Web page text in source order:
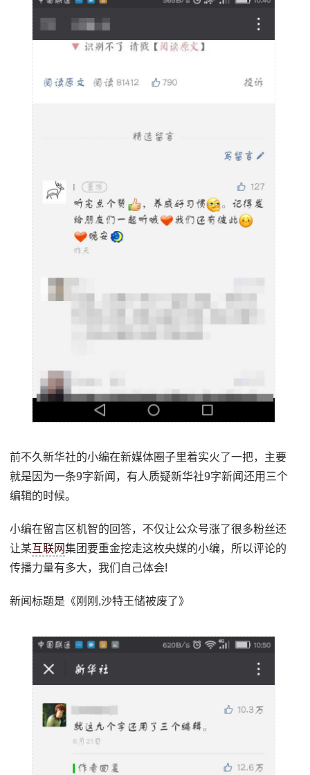
前不久新华社的小编在新媒体圈子里着实火了一把，主要
就是因为一条9字新闻，有人质疑新华社9字新闻还用三个
编辑的时候。
小编在留言区机智的回答，不仅让公众号涨了很多粉丝还
让某互联网集团要重金挖走这枚央媒的小编，所以评论的
传播力量有多大，我们自己体会!
新闻标题是《刚刚,沙特王储被废了》